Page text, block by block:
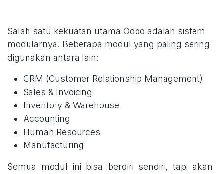
Salah satu kekuatan utama Odoo adalah sistem
modularnya. Beberapa modul yang paling sering
digunakan antara lain:
CRM (Customer Relationship Management)
Sales & Invoicing
Inventory & Warehouse
Accounting
Human Resources
Manufacturing
Semua modul ini bisa berdiri sendiri, tapi akan